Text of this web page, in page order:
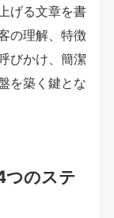
げる文章を書
の理解、特徴
びかけ、簡潔
を築く鍵とな
つのステ